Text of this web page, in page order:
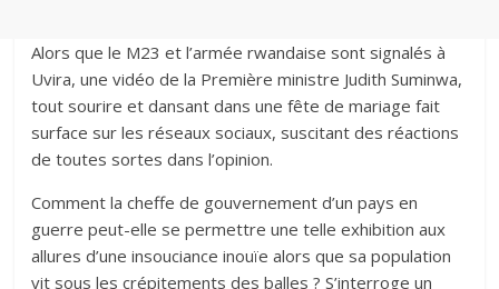
Alors que le M23 et l’armée rwandaise sont signalés à
Uvira, une vidéo de la Première ministre Judith Suminwa,
tout sourire et dansant dans une fête de mariage fait
surface sur les réseaux sociaux, suscitant des réactions
de toutes sortes dans l’opinion.‎
Comment la cheffe de gouvernement d’un pays en
guerre peut-elle se permettre une telle exhibition aux
allures d’une insouciance inouïe alors que sa population
vit sous les crépitements des balles ? S’interroge un